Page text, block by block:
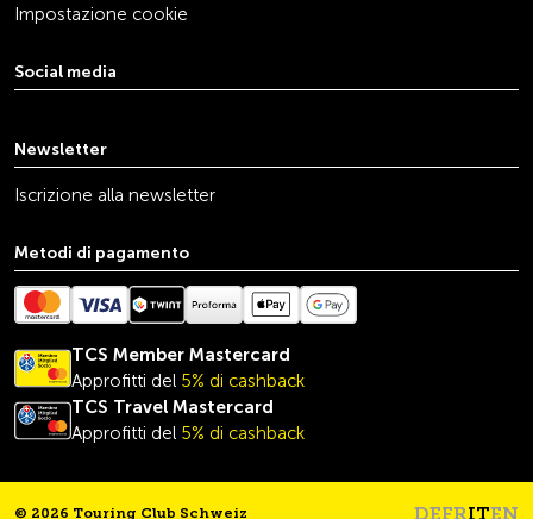
Impostazione cookie
Social media
Newsletter
Iscrizione alla newsletter
Metodi di pagamento
TCS Member Mastercard
Approfitti del 5% di cashback
TCS Travel Mastercard
Approfitti del 5% di cashback
© 2026 Touring Club Schweiz DEFRITEN